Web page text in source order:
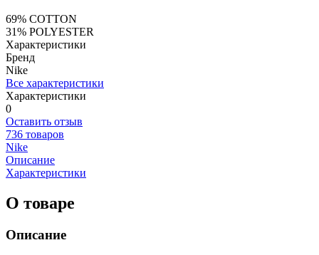
69% COTTON
31% POLYESTER
Характеристики
Бренд
Nike
Все характеристики
Характеристики
0
Оставить отзыв
736 товаров
Nike
Описание
Характеристики
О товаре
Описание